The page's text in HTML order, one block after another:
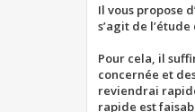
Il vous propose
s’agit de
Pour cela, il
concernée et
reviendrai
rapide est